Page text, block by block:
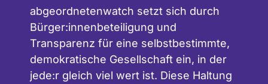
abgeordnetenwatch setzt sich durch
Bürger:innenbeteiligung und
Transparenz für eine selbstbestimmte,
demokratische Gesellschaft ein, in der
jede:r gleich viel wert ist. Diese Haltung